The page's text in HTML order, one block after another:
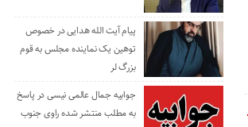
پیام آیت الله هدایی در خصوص
توهین یک نماینده مجلس به قوم
بزرگ لر
جوابیه جمال عالمی نیسی در پاسخ
به مطلب منتشر شده راوی جنوب